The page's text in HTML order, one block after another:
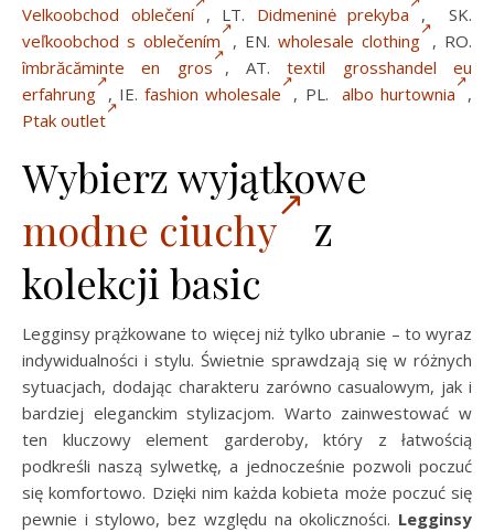
Velkoobchod oblečení
, LT. Didmeninė prekyba
, SK.
veľkoobchod s oblečením
, EN. wholesale clothing , RO.
îmbrăcăminte en gros
, AT.textil grosshandel eu
erfahrung , IE.fashion wholesale , PL. albo hurtownia
,
Ptak outlet
Wybierz wyjątkowe
modne ciuchy
z
kolekcji basic
Legginsy prążkowane to więcej niż tylko ubranie – to wyraz
indywidualności i stylu. Świetnie sprawdzają się w różnych
sytuacjach, dodając charakteru zarówno casualowym, jak i
bardziej eleganckim stylizacjom. Warto zainwestować w
ten kluczowy element garderoby, który z łatwością
podkreśli naszą sylwetkę, a jednocześnie pozwoli poczuć
się komfortowo. Dzięki nim każda kobieta może poczuć się
pewnie i stylowo, bez względu na okoliczności. Legginsy